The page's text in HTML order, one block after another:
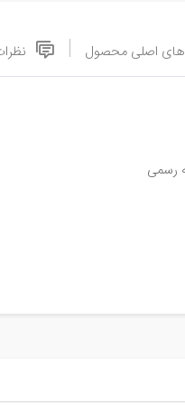
های اصلی محصول
رسمی